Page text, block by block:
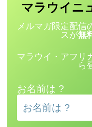
マラウイニ
メルマガ限定配信
スが無
マラウイ・アフリ
ら
お名前は ?